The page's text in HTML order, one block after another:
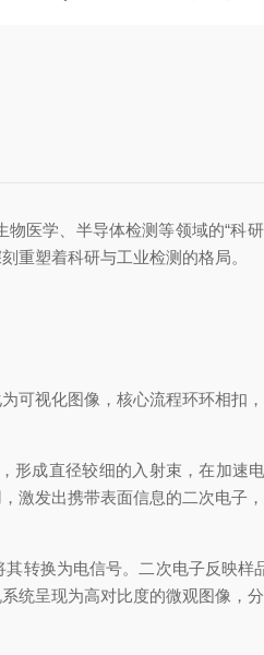
学、半导体检测等领域的“科
重塑着科研与工业检测的格局。
可视化图像，核心流程环环相扣，
成直径较细的入射束，在加速
发出携带表面信息的二次电子
换为电信号。二次电子反映样
呈现为高对比度的微观图像，